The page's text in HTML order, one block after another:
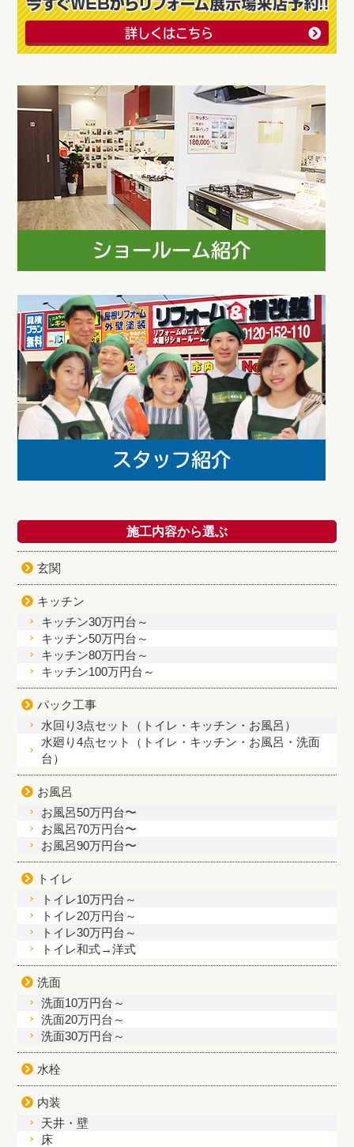
詳しくはこちら
施工内容から選ぶ
玄関
キッチン
キッチン30万円台～
キッチン50万円台～
キッチン80万円台～
キッチン100万円台～
パック工事
水回り3点セット（トイレ・キッチン・お風呂）
水廻り4点セット（トイレ・キッチン・お風呂・洗面
台）
お風呂
お風呂50万円台〜
お風呂70万円台〜
お風呂90万円台〜
トイレ
トイレ10万円台～
トイレ20万円台～
トイレ30万円台～
トイレ和式→洋式
洗面
洗面10万円台～
洗面20万円台～
洗面30万円台～
水栓
内装
天井・壁
床